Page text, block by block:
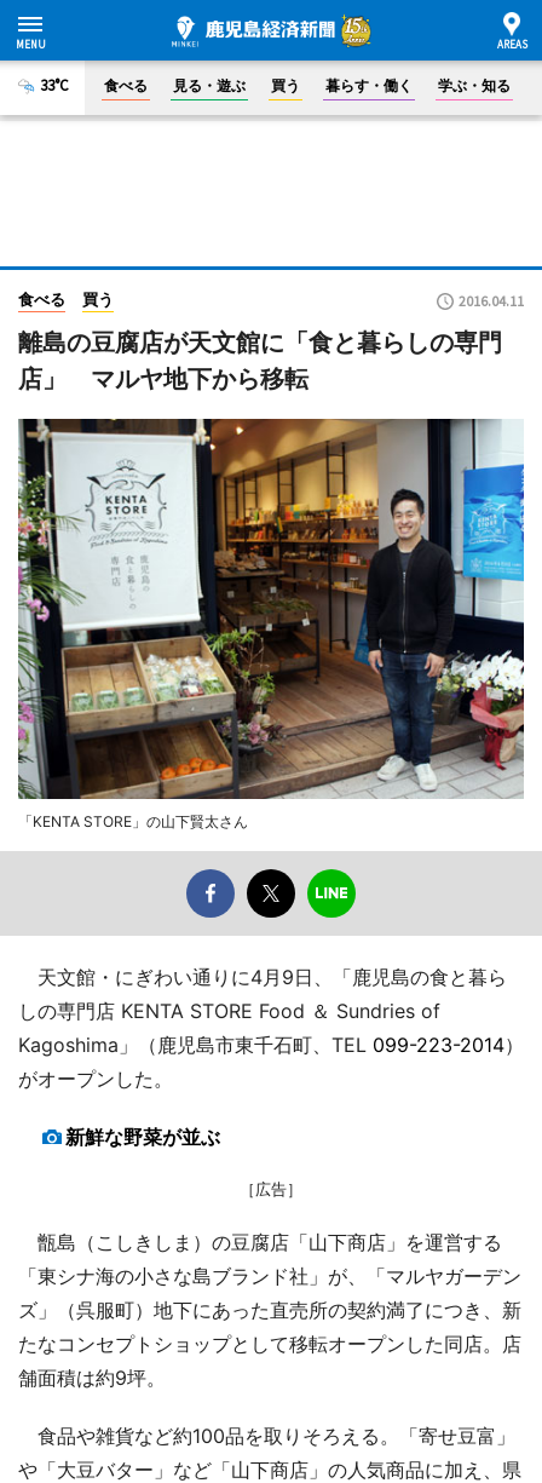
33°C 食べる 見る・遊ぶ 買う 暮らす・働く 学ぶ・知る
食べる 買う 2016.04.11
離島の豆腐店が天文館に「食と暮らしの専門
店」 マルヤ地下から移転
「KENTA STORE」の山下賢太さん
天文館・にぎわい通りに4月9日、「鹿児島の食と暮ら
しの専門店 KENTA STORE Food ＆ Sundries of
Kagoshima」（鹿児島市東千石町、TEL 099-223-2014）
がオープンした。
新鮮な野菜が並ぶ
［広告］
甑島（こしきしま）の豆腐店「山下商店」を運営する
「東シナ海の小さな島ブランド社」が、「マルヤガーデン
ズ」（呉服町）地下にあった直売所の契約満了につき、新
たなコンセプトショップとして移転オープンした同店。店
舗面積は約9坪。
食品や雑貨など約100品を取りそろえる。「寄せ豆富」
や「大豆バター」など「山下商店」の人気商品に加え、県